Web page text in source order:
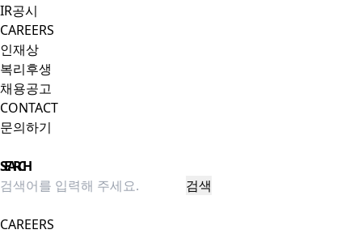
IR공시
CAREERS
인재상
복리후생
채용공고
CONTACT
문의하기
Close Menu
SEARCH
검색
팝업 닫기
CAREERS